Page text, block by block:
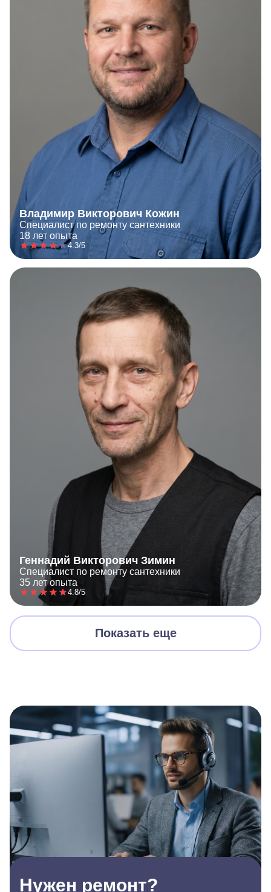
Владимир Викторович Кожин
Специалист по ремонту сантехники
18 лет опыта
4.3/5
Геннадий Викторович Зимин
Специалист по ремонту сантехники
35 лет опыта
4.8/5
Показать еще
Нужен ремонт?